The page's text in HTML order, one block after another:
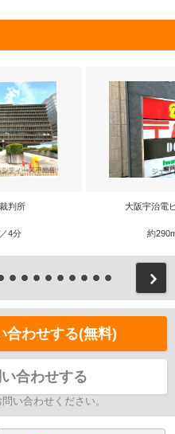
判所
4分
大阪宇治電
約
合わせする(無料)
合わせする
い合わせください。